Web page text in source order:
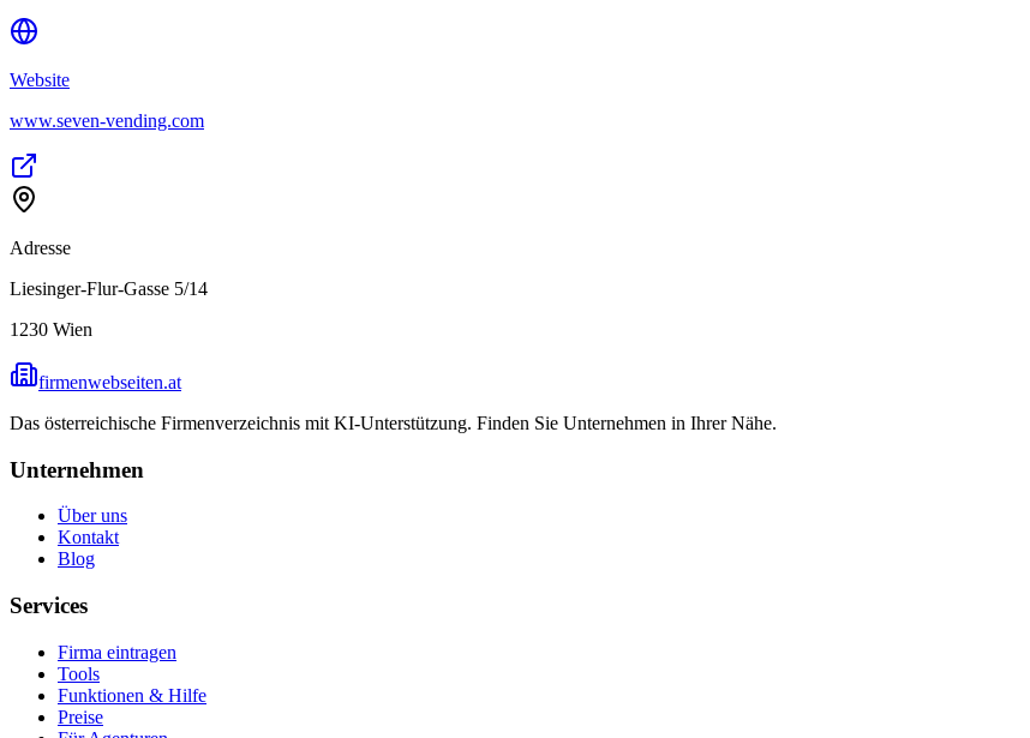
Website
www.seven-vending.com
Adresse
Liesinger-Flur-Gasse 5/14
1230 Wien
firmenwebseiten.at
Das österreichische Firmenverzeichnis mit KI-Unterstützung. Finden Sie Unternehmen in Ihrer Nähe.
Unternehmen
Über uns
Kontakt
Blog
Services
Firma eintragen
Tools
Funktionen & Hilfe
Preise